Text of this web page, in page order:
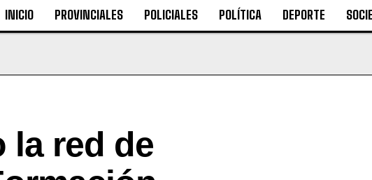
INICIO PROVINCIALES POLICIALES POLÍTICA DEPORTE
la red de